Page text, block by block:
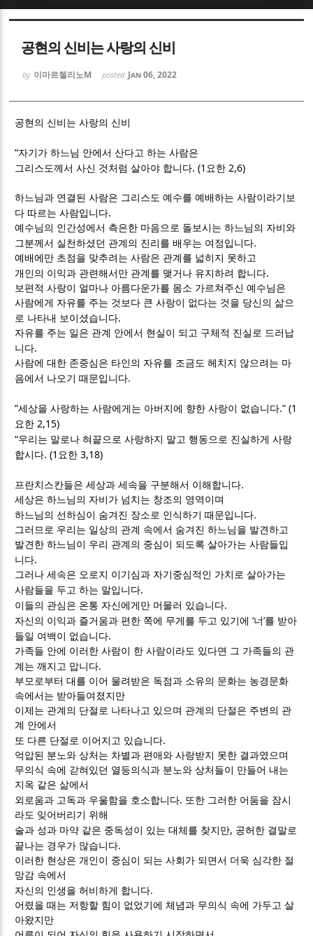
공현의 신비는 사랑의 신비
by 이마르첼리노M posted Jan 06, 2022
공현의 신비는 사랑의 신비
“자기가 하느님 안에서 산다고 하는 사람은
그리스도께서 사신 것처럼 살아야 합니다. (1 요한 2,6)
하느님과 연결된 사람은 그리스도 예수를 예배하는 사람이라기보
다 따르는 사람입니다.
예수님의 인간성에서 측은한 마음으로 돌보시는 하느님의 자비와
그분께서 실천하셨던 관계의 진리를 배우는 여정입니다.
예배에만 초점을 맞추려는 사람은 관계를 넓히지 못하고
개인의 이익과 관련해서만 관계를 맺거나 유지하려 합니다.
보편적 사랑이 얼마나 아름다운가를 몸소 가르쳐주신 예수님은
사람에게 자유를 주는 것보다 큰 사랑이 없다는 것을 당신의 삶으
로 나타내 보이셨습니다.
자유를 주는 일은 관계 안에서 현실이 되고 구체적 진실로 드러납
니다.
사람에 대한 존중심은 타인의 자유를 조금도 헤치지 않으려는 마
음에서 나오기 때문입니다.
”세상을 사랑하는 사람에게는 아버지에 향한 사랑이 없습니다.” (1
요한 2,15)
“우리는 말로나 혀끝으로 사랑하지 말고 행동으로 진실하게 사랑
합시다. (1 요한3,18)
프란치스칸들은 세상과 세속을 구분해서 이해합니다.
세상은 하느님의 자비가 넘치는 창조의 영역이며
하느님의 선하심이 숨겨진 장소로 인식하기 때문입니다.
그러므로 우리는 일상의 관계 속에서 숨겨진 하느님을 발견하고
발견한 하느님이 우리 관계의 중심이 되도록 살아가는 사람들입
니다.
그러나 세속은 오로지 이기심과 자기중심적인 가치로 살아가는
사람들을 두고 하는 말입니다.
이들의 관심은 온통 자신에게만 머물러 있습니다.
자신의 이익과 즐거움과 편한 쪽에 무게를 두고 있기에‘너’를 받아
들일 여백이 없습니다.
가족들 안에 이러한 사람이 한 사람이라도 있다면 그 가족들의 관
계는 깨지고 맙니다.
부모로부터 대를 이어 물려받은 독점과 소유의 문화는 농경문화
속에서는 받아들여졌지만
이제는 관계의 단절로 나타나고 있으며 관계의 단절은 주변의 관
계 안에서
또 다른 단절로 이어지고 있습니다.
억압된 분노와 상처는 차별과 편애와 사랑받지 못한 결과였으며
무의식 속에 갇혀있던 열등의식과 분노와 상처들이 만들어 내는
지옥 같은 삶에서
외로움과 고독과 우울함을 호소합니다. 또한 그러한 어둠을 잠시
라도 잊어버리기 위해
술과 성과 마약 같은 중독성이 있는 대체를 찾지만, 공허한 결말로
끝나는 경우가 많습니다.
이러한 현상은 개인이 중심이 되는 사회가 되면서 더욱 심각한 절
망감 속에서
자신의 인생을 허비하게 합니다.
어렸을 때는 저항할 힘이 없었기에 체념과 무의식 속에 가두고 살
아왔지만
Sketchbook5, 스케치북5
Sketchbook5, 스케치북5
Sketchbook5, 스케치북5
Sketchbook5, 스케치북5